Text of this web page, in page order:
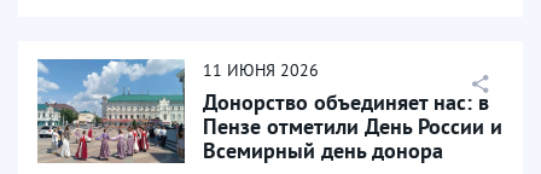
11 ИЮНЯ 2026
Донорство объединяет нас: в
Пензе отметили День России и
Всемирный день донора